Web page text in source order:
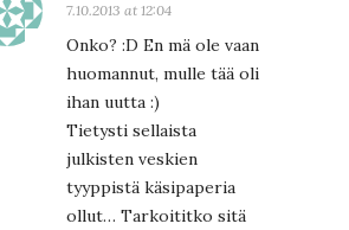
7.10.2013 at 12:04
Onko? :D En mä ole vaan
huomannut, mulle tää oli
ihan uutta :)
Tietysti sellaista
julkisten veskien
tyyppistä käsipaperia
ollut… Tarkoititko sitä